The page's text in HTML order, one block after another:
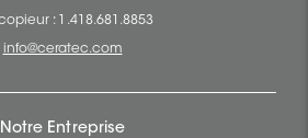
: 1.418.681.8853
info@ceratec.com
Notre Entreprise